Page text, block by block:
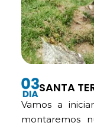
SANTA
Vamos a
montaremos